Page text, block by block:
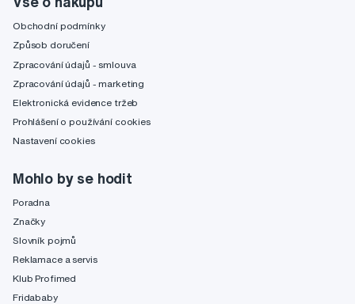
Obchodní podmínky
Způsob doručení
Zpracování údajů - smlouva
Zpracování údajů - marketing
Elektronická evidence tržeb
Prohlášení o používání cookies
Nastavení cookies
Mohlo by se hodit
Poradna
Značky
Slovník pojmů
Reklamace a servis
Klub Profimed
Fridababy